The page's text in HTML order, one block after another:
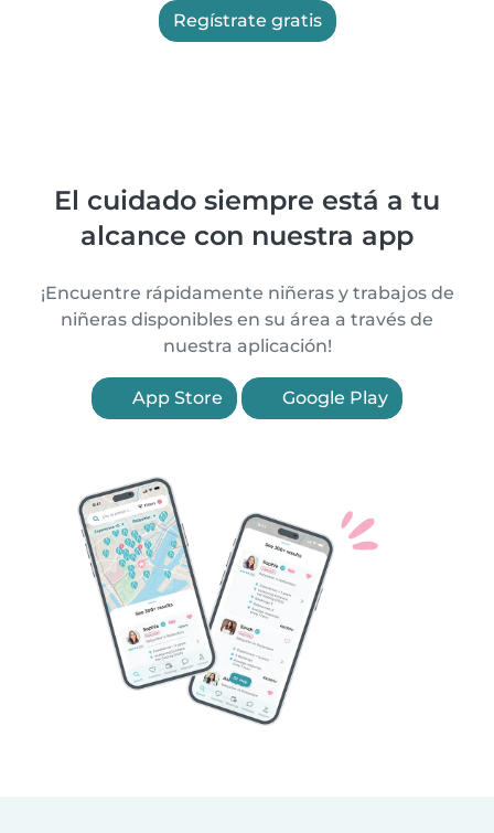
Regístrate gratis
El cuidado siempre está a tu
alcance con nuestra app
¡Encuentre rápidamente niñeras y trabajos de
niñeras disponibles en su área a través de
nuestra aplicación!
App Store Google Play